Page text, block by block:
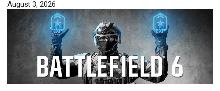
August 3, 2026